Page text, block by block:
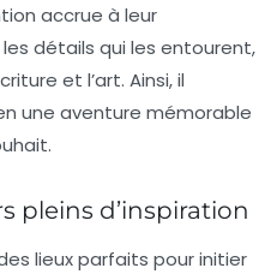
accrue à leur
détails qui les entourent,
et l’art. Ainsi, il
une aventure mémorable
pleins d’inspiration
lieux parfaits pour initier